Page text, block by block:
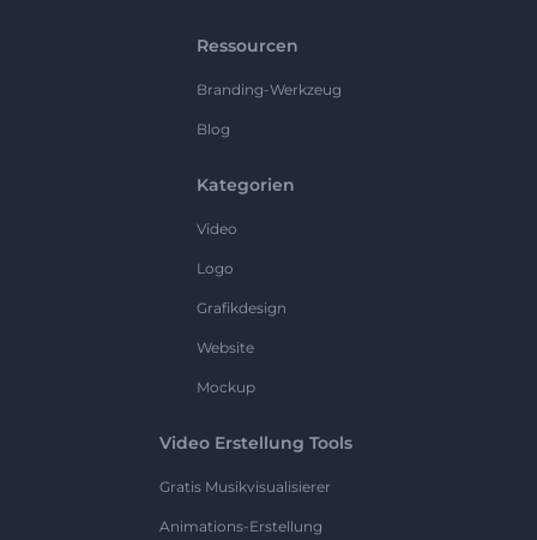
Ressourcen
Branding-Werkzeug
Blog
Kategorien
Video
Logo
Grafikdesign
Website
Mockup
Video Erstellung Tools
Gratis Musikvisualisierer
Animations-Erstellung